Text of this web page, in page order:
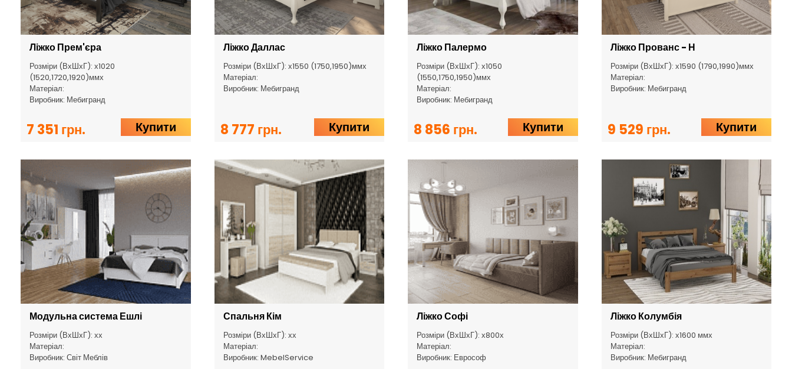
Ліжко Прем'єра
Розміри (ВхШхГ): х1020
(1520,1720,1920)ммх
Матеріал:
Виробник: Мебигранд
7 351 грн. Купити
Ліжко Даллас
Розміри (ВхШхГ): х1550 (1750,1950)ммх
Матеріал:
Виробник: Мебигранд
8 777 грн. Купити
Ліжко Палермо
Розміри (ВхШхГ): х1050
(1550,1750,1950)ммх
Матеріал:
Виробник: Мебигранд
8 856 грн. Купити
Ліжко Прованс - Н
Розміри (ВхШхГ): х1590 (1790,1990)ммх
Матеріал:
Виробник: Мебигранд
9 529 грн. Купити
Модульна система Ешлі
Розміри (ВхШхГ): хх
Матеріал:
Виробник: Світ Меблів
Спальня Кім
Розміри (ВхШхГ): хх
Матеріал:
Виробник: MebelService
Ліжко Софі
Розміри (ВхШхГ): х800х
Матеріал:
Виробник: Еврософ
Ліжко Колумбія
Розміри (ВхШхГ): х1600 ммх
Матеріал:
Виробник: Мебигранд